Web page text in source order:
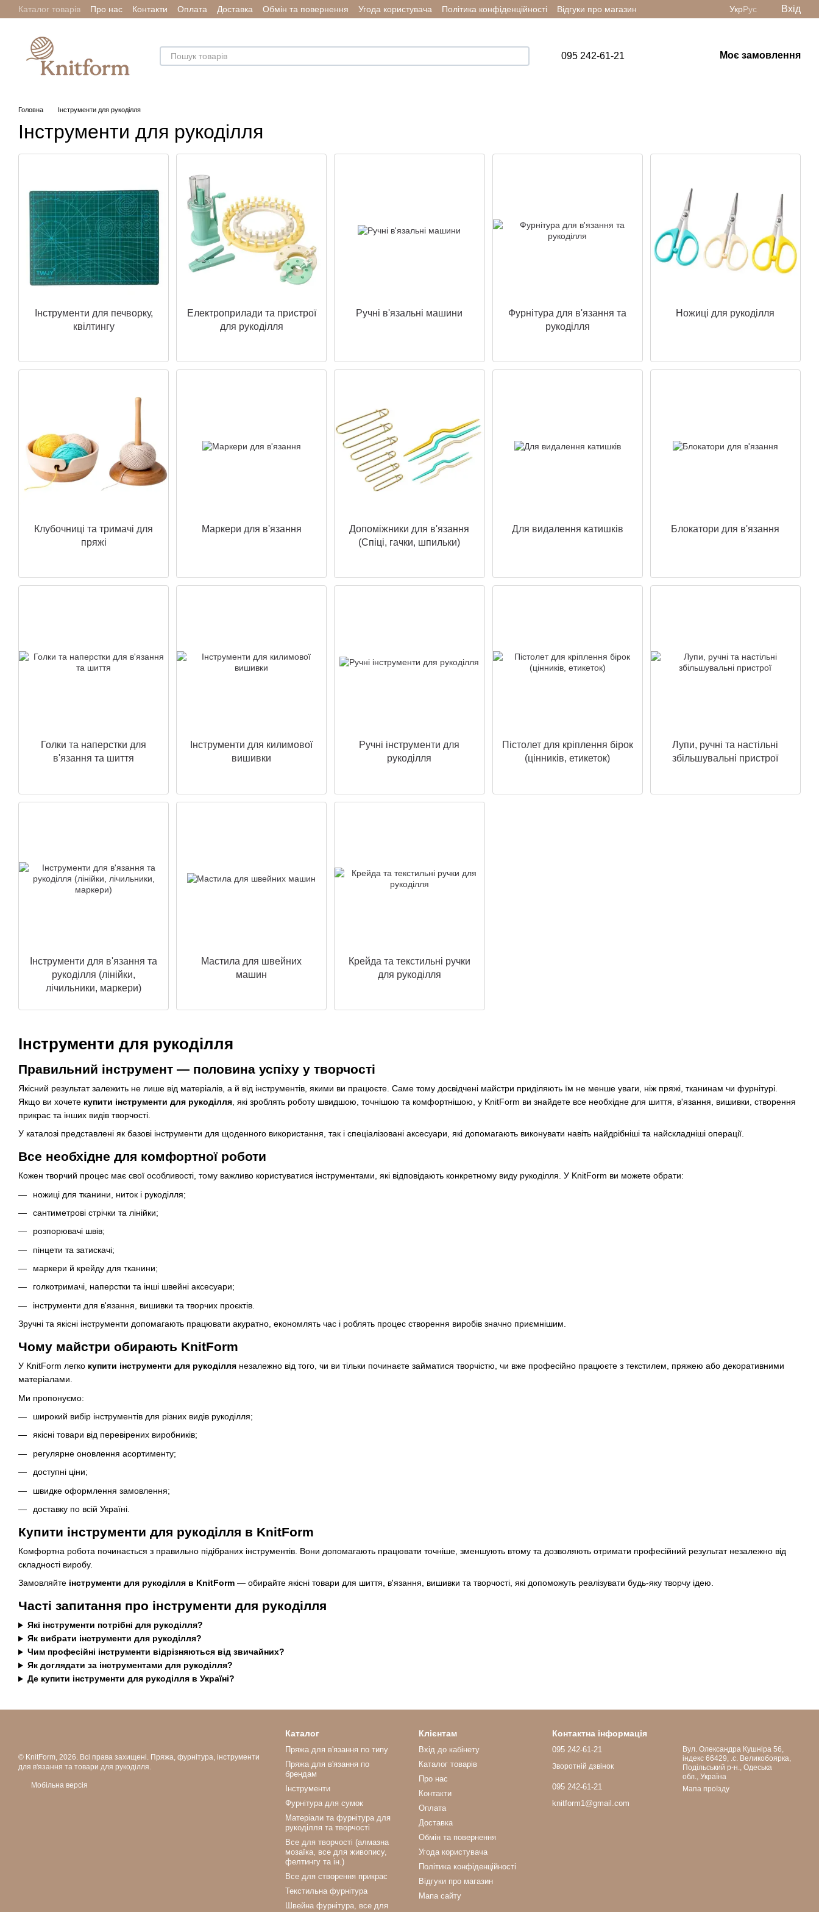
Перейти до основного контенту
Каталог товарів Про нас Контакти Оплата Доставка Обмін та повернення Угода користувача Політика конфіденційності Відгуки про магазин УкрРус Вхід
095 242-61-21 Моє замовлення
Головна Інструменти для рукоділля
Інструменти для рукоділля
Інструменти для рукоділля
Правильний інструмент — половина успіху у творчості
Якісний результат залежить не лише від матеріалів, а й від інструментів, якими ви працюєте. Саме тому досвідчені майстри приділяють їм не менше уваги, ніж пряжі, тканинам чи фурнітурі.
Якщо ви хочете купити інструменти для рукоділля , які зроблять роботу швидшою, точнішою та комфортнішою, у KnitForm ви знайдете все необхідне для шиття, в'язання, вишивки, створення
прикрас та інших видів творчості.
У каталозі представлені як базові інструменти для щоденного використання, так і спеціалізовані аксесуари, які допомагають виконувати навіть найдрібніші та найскладніші операції.
Все необхідне для комфортної роботи
Кожен творчий процес має свої особливості, тому важливо користуватися інструментами, які відповідають конкретному виду рукоділля. У KnitForm ви можете обрати:
ножиці для тканини, ниток і рукоділля;
сантиметрові стрічки та лінійки;
розпорювачі швів;
пінцети та затискачі;
маркери й крейду для тканини;
голкотримачі, наперстки та інші швейні аксесуари;
інструменти для в'язання, вишивки та творчих проєктів.
Зручні та якісні інструменти допомагають працювати акуратно, економлять час і роблять процес створення виробів значно приємнішим.
Чому майстри обирають KnitForm
У KnitForm легко купити інструменти для рукоділля незалежно від того, чи ви тільки починаєте займатися творчістю, чи вже професійно працюєте з текстилем, пряжею або декоративними
матеріалами.
Ми пропонуємо:
широкий вибір інструментів для різних видів рукоділля;
якісні товари від перевірених виробників;
регулярне оновлення асортименту;
доступні ціни;
швидке оформлення замовлення;
доставку по всій Україні.
Купити інструменти для рукоділля в KnitForm
Комфортна робота починається з правильно підібраних інструментів. Вони допомагають працювати точніше, зменшують втому та дозволяють отримати професійний результат незалежно від
складності виробу.
Замовляйте інструменти для рукоділля в KnitForm — обирайте якісні товари для шиття, в'язання, вишивки та творчості, які допоможуть реалізувати будь-яку творчу ідею.
Часті запитання про інструменти для рукоділля
Які інструменти потрібні для рукоділля?
Як вибрати інструменти для рукоділля?
Чим професійні інструменти відрізняються від звичайних?
Як доглядати за інструментами для рукоділля?
Де купити інструменти для рукоділля в Україні?
Інструменти для печворку,
квілтингу
Електроприлади та пристрої
для рукоділля
Ручні в'язальні машини
Фурнітура для в'язання та
рукоділля
Ножиці для рукоділля
Клубочниці та тримачі для
пряжі
Маркери для в'язання
Допоміжники для в'язання
(Спіці, гачки, шпильки)
Для видалення катишків Блокатори для в'язання
Голки та наперстки для
в'язання та шиття
Інструменти для килимової
вишивки
Ручні інструменти для
рукоділля
Пістолет для кріплення бірок
(цінників, етикеток)
Лупи, ручні та настільні
збільшувальні пристрої
Інструменти для в'язання та
рукоділля (лінійки,
лічильники, маркери)
Мастила для швейних
машин
Крейда та текстильні ручки
для рукоділля
© KnitForm, 2026. Всі права захищені. Пряжа, фурнітура, інструменти
для в'язання та товари для рукоділля.
Мобільна версія
Каталог
Пряжа для в'язання по типу
Пряжа для в'язання по
брендам
Інструменти
Фурнітура для сумок
Матеріали та фурнітура для
рукоділля та творчості
Все для творчості (алмазна
мозаїка, все для живопису,
фелтингу та ін.)
Все для створення прикрас
Текстильна фурнітура
Швейна фурнітура, все для
Клієнтам
Вхід до кабінету
Каталог товарів
Про нас
Контакти
Оплата
Доставка
Обмін та повернення
Угода користувача
Політика конфіденційності
Відгуки про магазин
Мапа сайту
Контактна інформація
095 242-61-21
Зворотній дзвінок
095 242-61-21
knitform1@gmail.com
Вул. Олександра Кушніра 56,
індекс 66429, .с. Великобоярка,
Подільський р-н., Одеська
обл., Україна
Мапа проїзду